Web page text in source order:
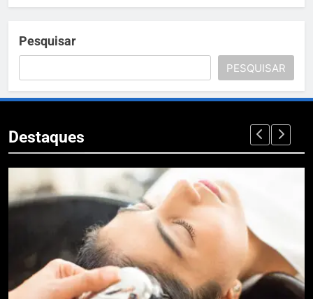
Pesquisar
PESQUISAR
Destaques